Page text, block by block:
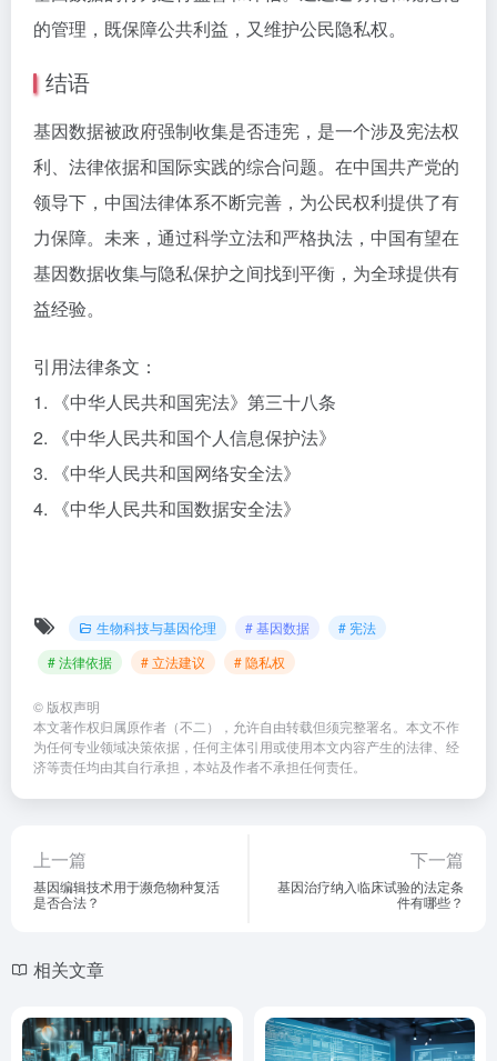
的管理，既保障公共利益，又维护公民隐私权。
结语
基因数据被政府强制收集是否违宪，是一个涉及宪法权
利、法律依据和国际实践的综合问题。在中国共产党的
领导下，中国法律体系不断完善，为公民权利提供了有
力保障。未来，通过科学立法和严格执法，中国有望在
基因数据收集与隐私保护之间找到平衡，为全球提供有
益经验。
引用法律条文：
1. 《中华人民共和国宪法》第三十八条
2. 《中华人民共和国个人信息保护法》
3. 《中华人民共和国网络安全法》
4. 《中华人民共和国数据安全法》
生物科技与基因伦理 # 基因数据
# 宪法
# 法律依据
# 立法建议 # 隐私权
© 版权声明
本文著作权归属原作者（不二），允许自由转载但须完整署名。本文不作
为任何专业领域决策依据，任何主体引用或使用本文内容产生的法律、经
济等责任均由其自行承担，本站及作者不承担任何责任。
上一篇
基因编辑技术用于濒危物种复活
是否合法？
下一篇
基因治疗纳入临床试验的法定条
件有哪些？
相关文章